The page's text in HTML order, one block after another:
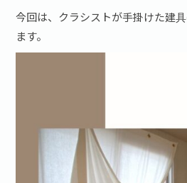
今回は、クラシストが手掛けた建
ます。